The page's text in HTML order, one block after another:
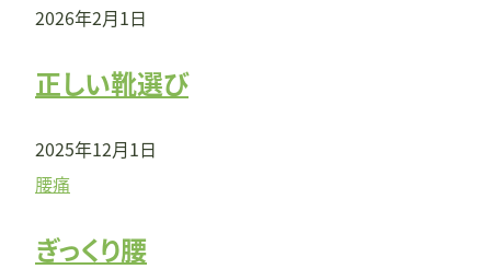
2026年2月1日
正しい靴選び
2025年12月1日
腰痛
ぎっくり腰